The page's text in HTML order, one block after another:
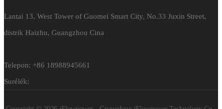
Lantai 13, West Tower of Guomei Smart City, No.33 Juxin Street,
distrik Haizhu, Guangzhou Cina
Telepon: +86 18988945661
Surélék: